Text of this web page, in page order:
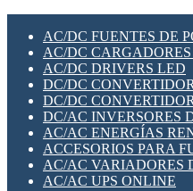
SWITCH Y
TARJETAS PI
UNIÓN Y
PLACAS
SWITCHES Y REDES
SOLUCIONES IOT
SOLUCIONES
SOLUCIONES RED
SEGURIDAD PARA
SWITCHES LAN
TELEFONÍA IP (VOIP)
VIGILANCIA IP
MESHTASTIC
AC/DC FUENTES DE
AC/DC
AC/DC DRIVERS LED
DC/DC
DC/DC
DC/AC INVERSORES
AC/AC ENERGÍAS
ACCESORIOS PARA
AC/AC VARIADORES
AC/AC UPS ONLINE